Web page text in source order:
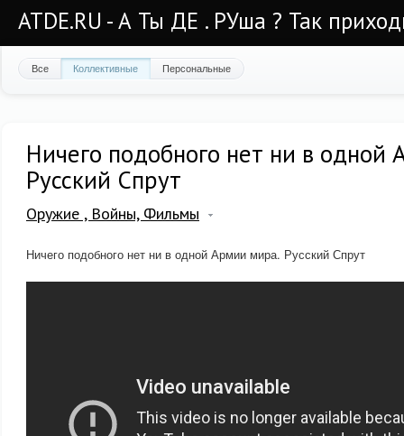
ATDE.RU - А Ты ДЕ . РУша ? Так
Все Коллективные Персональные
Ничего подобного нет ни в одной
Русский Спрут
Оружие , Войны, Фильмы
Ничего подобного нет ни в одной Армии мира. Русский Спрут